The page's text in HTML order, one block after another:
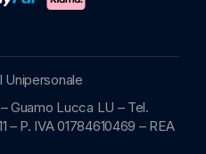
Guamo Lucca LU – Tel.
P. IVA 01784610469 – REA